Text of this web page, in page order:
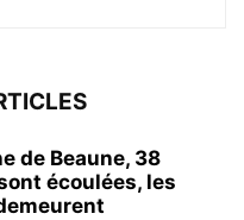
de Beaune, 38
écoulées, les